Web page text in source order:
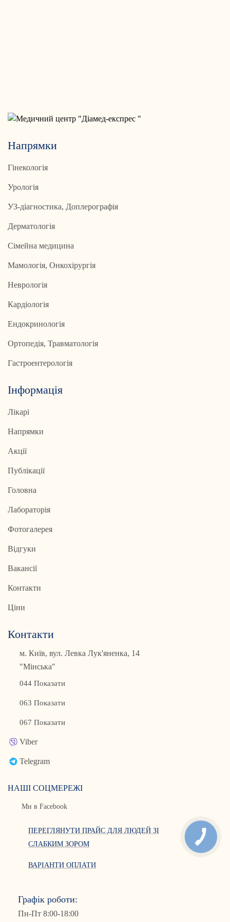
Графік роботи:
Пн-Пт 8:00-18:00
Напрямки
Гінекологія
Урологія
УЗ-діагностика, Доплерографія
Дерматологія
Сімейна медицина
Мамологія, Онкохірургія
Неврологія
Кардіологія
Ендокринологія
Ортопедія, Травматологія
Гастроентерологія
Інформація
Лікарі
Напрямки
Акції
Публікації
Головна
Лабораторія
Фотогалерея
Відгуки
Вакансії
Контакти
Ціни
Контакти
м. Київ, вул. Левка Лук'яненка, 14
"Мінська"
044 Показати
063 Показати
067 Показати
Viber
Telegram
НАШІ СОЦМЕРЕЖІ
Ми в Facebook
ПЕРЕГЛЯНУТИ ПРАЙС ДЛЯ ЛЮДЕЙ ЗІ
СЛАБКИМ ЗОРОМ
ВАРІАНТИ ОПЛАТИ